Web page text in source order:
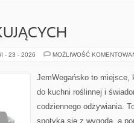
- 23 - 2026 MOŻLIWOŚĆ
JemWegańsko to miejsce,
do kuchni roślinnej i
codziennego odżywiania.
spotyka się z wygodą, a